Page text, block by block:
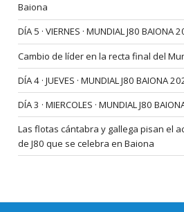
Baiona
DÍA 5 · VIERNES · MUNDIAL J80 BAIONA
Cambio de líder en la recta final del
DÍA 4 · JUEVES · MUNDIAL J80 BAIONA
DÍA 3 · MIERCOLES · MUNDIAL J80
Las flotas cántabra y gallega pisan el
de J80 que se celebra en Baiona